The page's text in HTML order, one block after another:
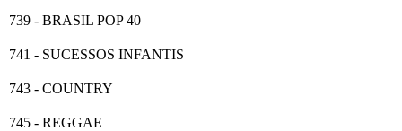
739 - BRASIL POP 40
741 - SUCESSOS INFANTIS
743 - COUNTRY
745 - REGGAE